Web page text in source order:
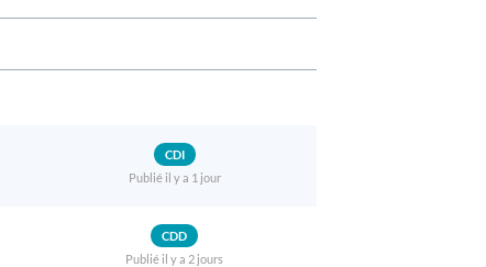
CDI
Publié il y a 1 jour
CDD
Publié il y a 2 jours